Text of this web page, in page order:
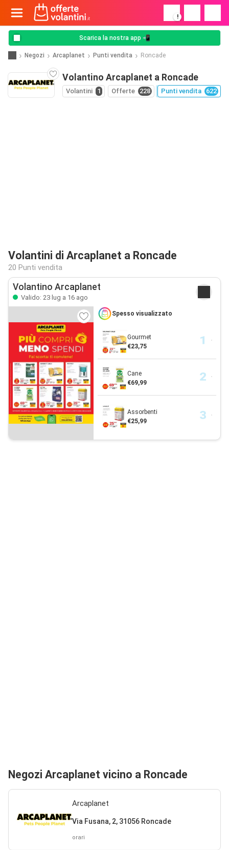
!
Scarica la nostra app 📲
Negozi Arcaplanet Punti vendita Roncade
Volantino Arcaplanet a Roncade
Volantini 1 Offerte 228 Punti vendita 622
Volantini di Arcaplanet a Roncade
20 Punti vendita
Volantino Arcaplanet
Valido: 23 lug a 16 ago
Spesso visualizzato
Gourmet
€23,75
Cane
€69,99
Assorbenti
€25,99
Negozi Arcaplanet vicino a Roncade
Arcaplanet
Via Fusana, 2, 31056 Roncade
orari